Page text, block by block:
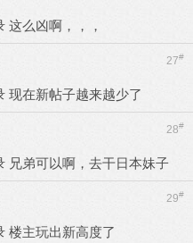
这么凶啊，，，
27#
现在新帖子越来越少了
28#
兄弟可以啊，去干日本妹子
29#
楼主玩出新高度了